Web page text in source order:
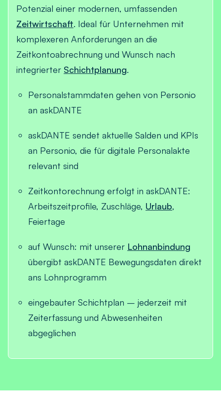
Potenzial einer modernen, umfassenden
Zeitwirtschaft. Ideal für Unternehmen mit
komplexeren Anforderungen an die
Zeitkontoabrechnung und Wunsch nach
integrierter Schichtplanung.
Personalstammdaten gehen von Personio
an askDANTE
askDANTE sendet aktuelle Salden und KPIs
an Personio, die für digitale Personalakte
relevant sind
Zeitkontorechnung erfolgt in askDANTE:
Arbeitszeitprofile, Zuschläge, Urlaub,
Feiertage
auf Wunsch: mit unserer Lohnanbindung
übergibt askDANTE Bewegungsdaten direkt
ans Lohnprogramm
eingebauter Schichtplan – jederzeit mit
Zeiterfassung und Abwesenheiten
abgeglichen